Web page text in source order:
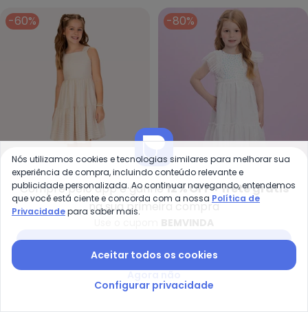
-60%
Kyly - Vestido Infantil Menina
Listras (Off White)
KYLY
R$ 85,16 R$ 212,90
ou R$ 42,58semjuros
-80%
Paetê Trabalhado
(Branco)
MILLI E NINA
R$ 59,98R$ 299,90
ou2xdeR$ 29,99 juros
-60%
Compre pelo app e ganhe12% OFF + frete grátis
na sua primeira compra
Nós utilizamos cookies e tecnologias similares para melhorar sua
experiência de compra, incluindo conteúdo relevante e
publicidade personalizada. Ao continuar navegando, entendemos
que você está ciente e concorda com a nossa Política de
Privacidadepara saber mais.
Aceitar todos os cookies
Configurar privacidade